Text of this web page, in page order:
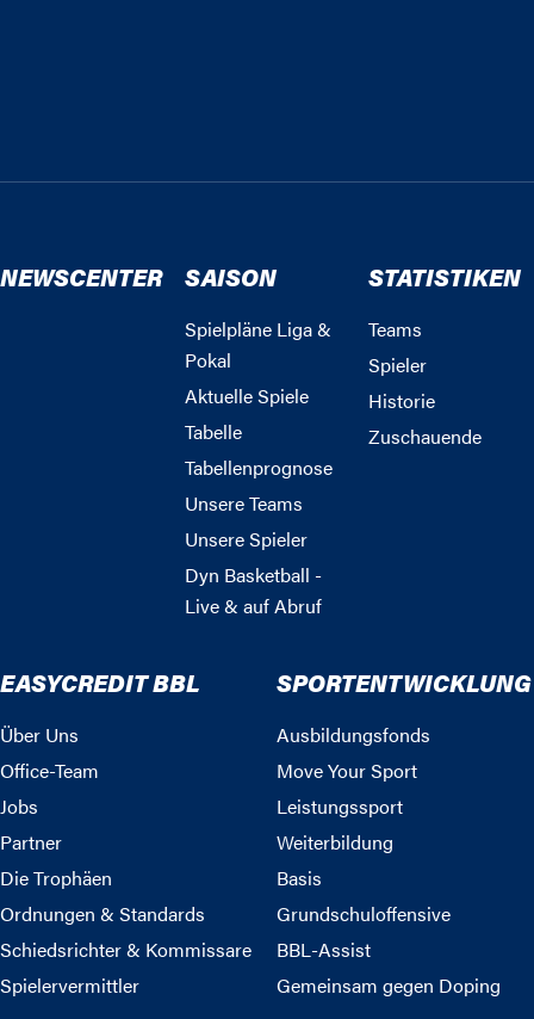
NEWSCENTER SAISON
Spielpläne Liga &
Pokal
Aktuelle Spiele
Tabelle
Tabellenprognose
Unsere Teams
Unsere Spieler
Dyn Basketball -
Live & auf Abruf
STATISTIKEN
Teams
Spieler
Historie
Zuschauende
EASYCREDIT BBL
Über Uns
Office-Team
Jobs
Partner
Die Trophäen
Ordnungen & Standards
Schiedsrichter & Kommissare
Spielervermittler
SPORTENTWICKLUNG
Ausbildungsfonds
Move Your Sport
Leistungssport
Weiterbildung
Basis
Grundschuloffensive
BBL-Assist
Gemeinsam gegen Doping